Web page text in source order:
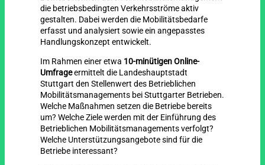
die betriebsbedingten Verkehrsströme aktiv
gestalten. Dabei werden die Mobilitätsbedarfe
erfasst und analysiert sowie ein angepasstes
Handlungskonzept entwickelt.
Im Rahmen einer etwa 10-minütigen Online-
Umfrageermittelt die Landeshauptstadt
Stuttgart den Stellenwert des Betrieblichen
Mobilitätsmanagements bei Stuttgarter Betrieben.
Welche Maßnahmen setzen die Betriebe bereits
um? Welche Ziele werden mit der Einführung des
Betrieblichen Mobilitätsmanagements verfolgt?
Welche Unterstützungsangebote sind für die
Betriebe interessant?